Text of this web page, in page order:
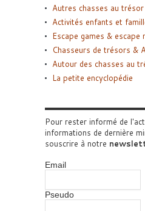
Autres chasses au trésor
Activités enfants et
Escape games & escape
Chasseurs de trésors &
Autour des chasses au
La petite encyclopédie
Pour rester informé de
informations de dernière
souscrire à notre
Email
Pseudo